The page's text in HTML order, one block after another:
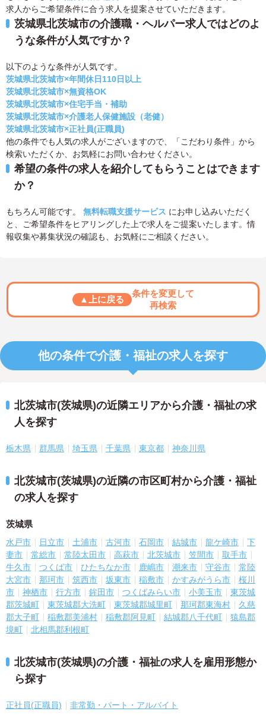
求人からご希望条件に合う求人を提案させていただきます。
茨城県北茨城市の介護職・ヘルパー求人ではどのよ
うな条件が人気ですか？
以下のような条件が人気です。
茨城県北茨城市×年間休日110日以上
茨城県北茨城市×無資格OK
茨城県北茨城市×住宅手当・補助
茨城県北茨城市×介護老人保健施設（老健）
茨城県北茨城市×正社員(正職員)
他の条件でも人気の求人がございますので、「こだわり条件」から
検索いただくか、お気軽にお問い合わせください。
希望の条件の求人を紹介してもらうことはできます
か？
もちろん可能です。 無料転職支援サービス にお申し込みいただく
と、ご希望条件をヒアリングした上で求人をご提案いたします。情
報収集や募集状況の確認も、お気軽にご相談ください。
▲上に戻る
条件を変更して
再検索
他の条件で介護・福祉の求人を探す
北茨城市(茨城県)の近隣エリアから介護・福祉の求
人を探す
栃木県 群馬県 埼玉県 千葉県 東京都 神奈川県
北茨城市(茨城県)の近隣の市区町村から介護・福祉
の求人を探す
茨城県
水戸市 日立市 土浦市 古河市 石岡市 結城市 龍ケ崎市
下
妻市
常総市 常陸太田市 高萩市 北茨城市 笠間市
取手市
牛久市
つくば市 ひたちなか市 鹿嶋市 潮来市 守谷市
常陸
大宮市
那珂市 筑西市 坂東市 稲敷市 かすみがうら市
桜川
市
神栖市 行方市 鉾田市 つくばみらい市 小美玉市
東茨城
郡茨城町
東茨城郡大洗町 東茨城郡城里町 那珂郡東海村
久慈
郡大子町
稲敷郡美浦村 稲敷郡阿見町 結城郡八千代町
猿島郡
境町
北相馬郡利根町
北茨城市(茨城県)の介護・福祉の求人を雇用形態か
ら探す
正社員(正職員) 非常勤・パート・アルバイト